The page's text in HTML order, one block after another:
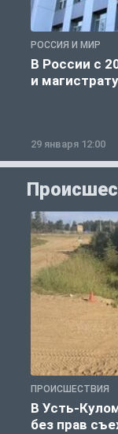
РОССИЯ И МИР
В России с
и
29 января 12:00
ПРОИСШЕСТВИЯ
В Усть-
без прав